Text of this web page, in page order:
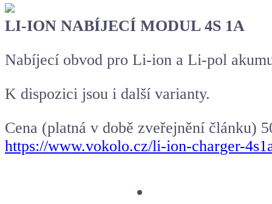
LI-ION NABÍJECÍ MODUL 4S 1A
Nabíjecí obvod pro Li-ion a Li-pol
K dispozici jsou i další varianty.
Cena (platná v době zveřejnění článku)
https://www.vokolo.cz/li-ion-charger-